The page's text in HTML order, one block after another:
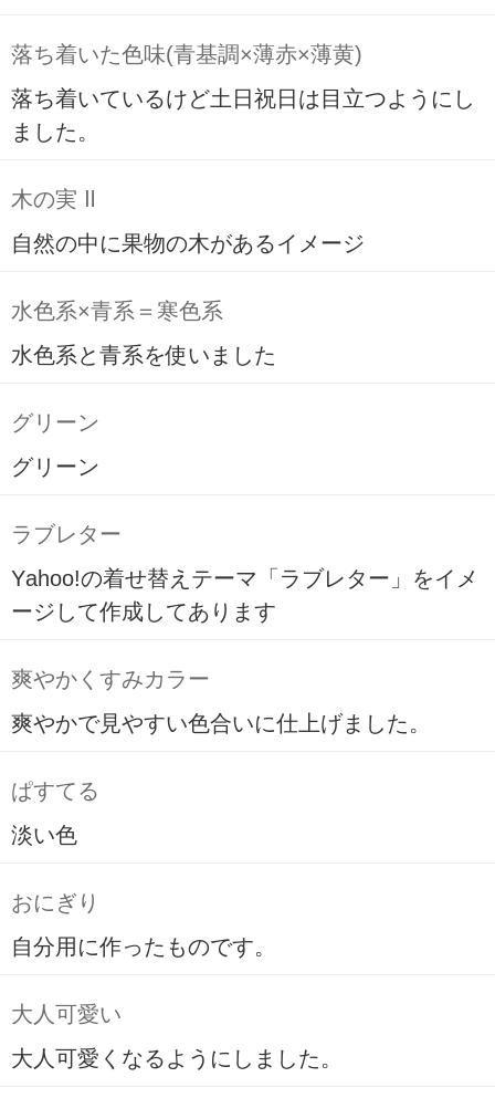
落ち着いた色味(青基調×薄赤×薄黄)
落ち着いているけど土日祝日は目立つようにし
ました。
木の実 Ⅱ
自然の中に果物の木があるイメージ
水色系×青系＝寒色系
水色系と青系を使いました
グリーン
グリーン
ラブレター
Yahoo!の着せ替えテーマ「ラブレター」をイメ
ージして作成してあります
爽やかくすみカラー
爽やかで見やすい色合いに仕上げました。
ぱすてる
淡い色
おにぎり
自分用に作ったものです。
大人可愛い
大人可愛くなるようにしました。